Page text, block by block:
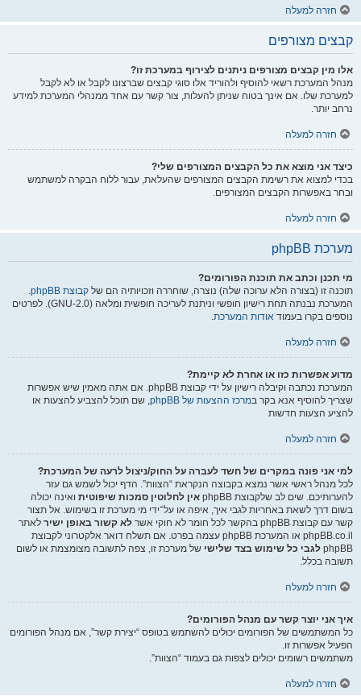
חזרה למעלה
קבצים מצורפים
אלו מין קבצים מצורפים ניתנים לצירוף במערכת זו?
מנהל המערכת רשאי להוסיף ולהוריד אלו סוגי קבצים שברצונו לקבל או לא לקבל
למערכת שלו. אם אינך בטוח שניתן להעלות, צור קשר עם אחד ממנהלי המערכת למידע
נרחב יותר.
חזרה למעלה
כיצד אני מוצא את כל הקבצים המצורפים שלי?
בכדי למצוא את רשימת הקבצים המצורפים שהעלאת, עבור ללוח הבקרה למשתמש
ובחר באפשרות הקבצים המצורפים.
חזרה למעלה
מערכת phpBB
מי תכנן וכתב את תוכנת הפורומים?
תוכנה זו (בצורה הלא ערוכה שלה) נוצרה, שוחררה וזכויותיה הם של קבוצת phpBB
.
המערכת נבנתה תחת רישיון חופשי וניתנת לעריכה חופשית ומלאה (GNU-2.0). לפרטים
נוספים בקרו בעמוד אודות המערכת.
חזרה למעלה
מדוע אפשרות כזו או אחרת לא קיימת?
המערכת נכתבה וקיבלה רישיון על ידי קבוצת phpBB. אם אתה מאמין שיש אפשרות
שצריך להוסיף אנא בקר במרכז ההצעות של phpBB
, שם תוכל להצביע להצעות או
להציע הצעות חדשות
חזרה למעלה
למי אני פונה במקרים של חשד לעברה על החוק/ניצול לרעה של המערכת?
לכל מנהל ראשי אשר נמצא בקבוצה הנקראת “הצוות”. הדף יכול לשמש גם עזר
להערותיכם. שים לב שלקבוצת phpBB
אין לחלוטין סמכות שיפוטית ואינה יכולה
בשום דרך לשאת באחריות לגבי איך, איפה או על־ידי מי מערכת זו בשימוש. אל תצור
קשר עם קבוצת phpBB בהקשר לכל חומר לא חוקי אשר
לא קשור באופן ישיר לאתר
phpBB.co.il או המערכת phpBB עצמה בפרט. אם תשלח דואר אלקטרוני לקבוצת
phpBB לגבי כל שימוש בצד שלישי של מערכת זו, צפה לתשובה מצומצמת או לשום
תשובה בכלל.
חזרה למעלה
איך אני יוצר קשר עם מנהל הפורומים?
כל המשתמשים של הפורומים יכולים להשתמש בטופס “יצירת קשר”, אם מנהל הפורומים
הפעיל אפשרות זו.
משתמשים רשומים יכולים לצפות גם בעמוד “הצוות”.
חזרה למעלה